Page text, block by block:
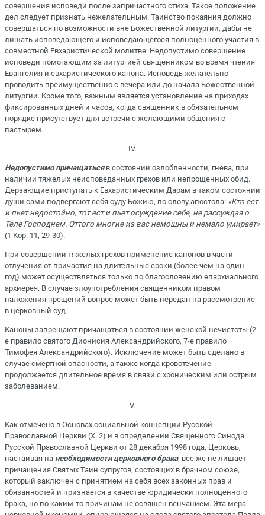
совершения исповеди после запричастного стиха. Такое положение
дел следует признать нежелательным. Таинство покаяния должно
совершаться по возможности вне Божественной литургии, дабы не
лишать исповедающего и исповедающегося полноценного участия в
совместной Евхаристической молитве. Недопустимо совершение
исповеди помогающим за литургией священником во время чтения
Евангелия и евхаристического канона. Исповедь желательно
проводить преимущественно с вечера или до начала Божественной
литургии. Кроме того, важным является установление на приходах
фиксированных дней и часов, когда священник в обязательном
порядке присутствует для встречи с желающими общения с
пастырем.
IV.
Недопустимо причащатьсяв состоянии озлобленности, гнева, при
наличии тяжелых неисповеданных грехов или непрощенных обид.
Дерзающие приступать к Евхаристическим Дарам в таком состоянии
души сами подвергают себя суду Божию, по слову апостола: «Кто ест
и пьет недостойно, тот ест и пьет осуждение себе, не рассуждая о
Теле Господнем. Оттого многие из вас немощны и немало умирает»
(1 Кор. 11, 29-30).
При совершении тяжелых грехов применение канонов в части
отлучения от причастия на длительные сроки (более чем на один
год) может осуществляться только по благословению епархиального
архиерея. В случае злоупотребления священником правом
наложения прещений вопрос может быть передан на рассмотрение
в церковный суд.
Каноны запрещают причащаться в состоянии женской нечистоты (2-
е правило святого Дионисия Александрийского, 7-е правило
Тимофея Александрийского). Исключение может быть сделано в
случае смертной опасности, а также когда кровотечение
продолжается длительное время в связи с хроническим или острым
заболеванием.
V.
Как отмечено в Основах социальной концепции Русской
Православной Церкви (Х. 2) и в определении Священного Синода
Русской Православной Церкви от 28 декабря 1998 года, Церковь,
настаивая на необходимости церковного брака, все же не лишает
причащения Святых Таин супругов, состоящих в брачном союзе,
который заключен с принятием на себя всех законных прав и
обязанностей и признается в качестве юридически полноценного
брака, но по каким-то причинам не освящен венчанием. Эта мера